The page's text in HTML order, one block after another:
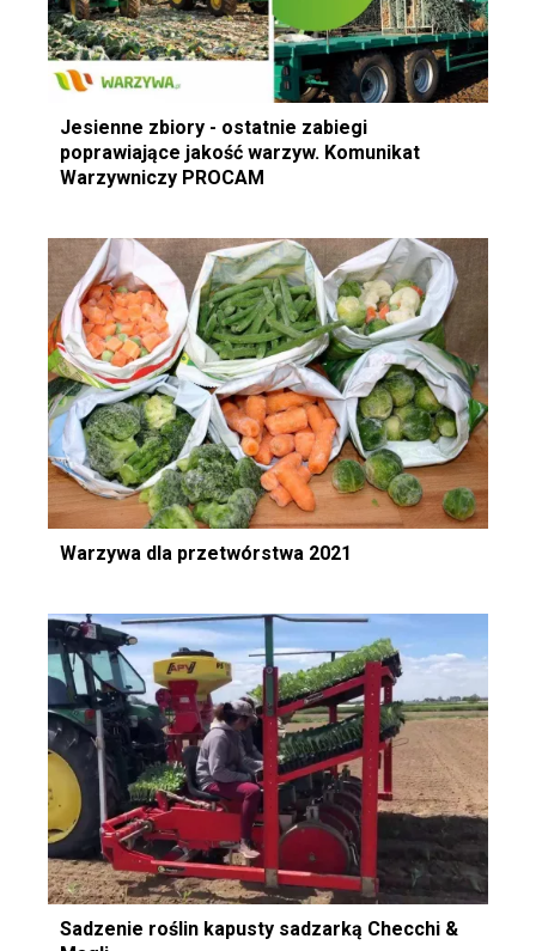
Jesienne zbiory - ostatnie zabiegi
poprawiające jakość warzyw. Komunikat
Warzywniczy PROCAM
Warzywa dla przetwórstwa 2021
Sadzenie roślin kapusty sadzarką Checchi &